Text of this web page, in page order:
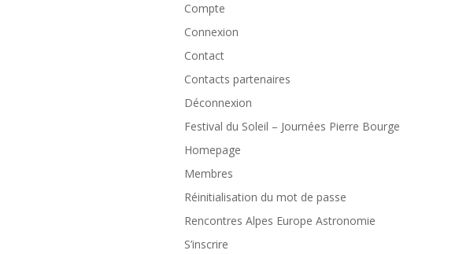
Compte
Connexion
Contact
Contacts partenaires
Déconnexion
Festival du Soleil – Journées Pierre Bourge
Homepage
Membres
Réinitialisation du mot de passe
Rencontres Alpes Europe Astronomie
S’inscrire